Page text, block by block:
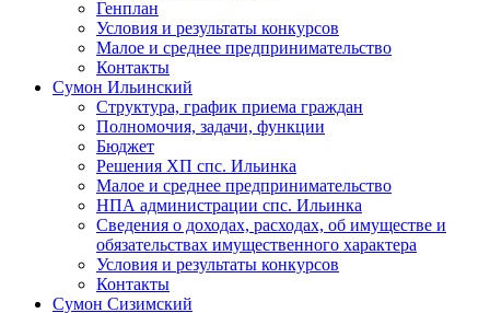
Генплан
Условия и результаты конкурсов
Малое и среднее предпринимательство
Контакты
Сумон Ильинский
Структура, график приема граждан
Полномочия, задачи, функции
Бюджет
Решения ХП спс. Ильинка
Малое и среднее предпринимательство
НПА администрации спс. Ильинка
Сведения о доходах, расходах, об имуществе и
обязательствах имущественного характера
Условия и результаты конкурсов
Контакты
Сумон Сизимский